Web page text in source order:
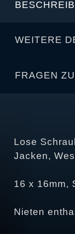
WEITERE
FRAGEN
Lose
Jacken,
16 x 16mm,
Nieten